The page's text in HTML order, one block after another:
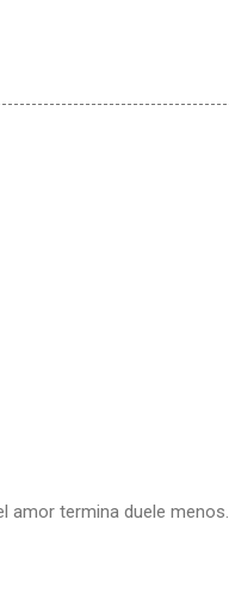
amor termina duele menos.